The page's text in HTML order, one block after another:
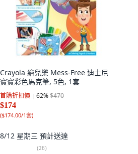
Crayola 繪兒樂 Mess-Free 迪士尼
寶寶彩色馬克筆, 5色, 1套
首購折扣價 62%$470
$174
($174.00/1套)
8/12 星期三 預計送達
(26)